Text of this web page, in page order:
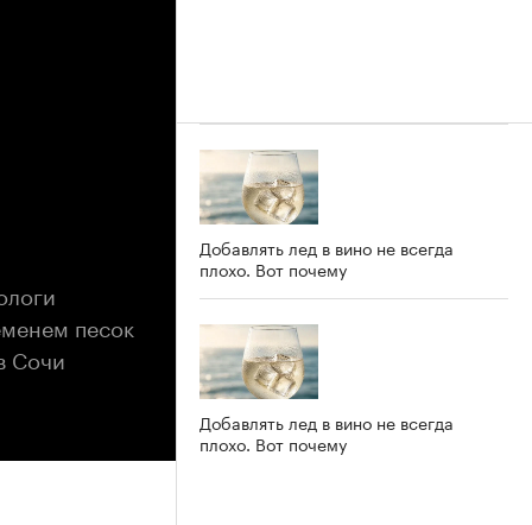
песок
Сочи
Добавлять лед в вино не всегда
плохо. Вот почему
Добавлять лед в вино не всегда
плохо. Вот почему